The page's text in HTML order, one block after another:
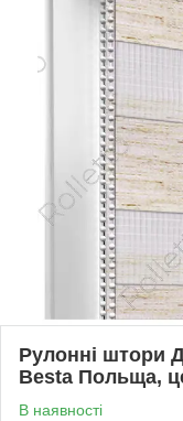
Рулонні штори
Besta Польща,
В наявності